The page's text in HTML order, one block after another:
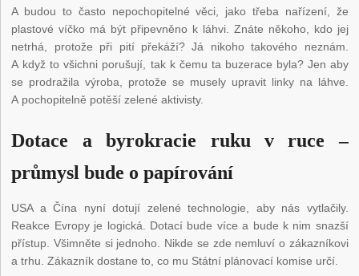
A budou to často nepochopitelné věci, jako třeba nařízení, že
plastové víčko má být připevněno k láhvi. Znáte někoho, kdo jej
netrhá, protože při pití překáží? Já nikoho takového neznám.
A když to všichni porušují, tak k čemu ta buzerace byla? Jen aby
se prodražila výroba, protože se musely upravit linky na láhve.
A pochopitelně potěší zelené aktivisty.
Dotace a byrokracie ruku v ruce –
průmysl bude o papírování
USA a Čína nyní dotují zelené technologie, aby nás vytlačily.
Reakce Evropy je logická. Dotací bude více a bude k nim snazší
přístup. Všimněte si jednoho. Nikde se zde nemluví o zákazníkovi
a trhu. Zákazník dostane to, co mu Státní plánovací komise určí.